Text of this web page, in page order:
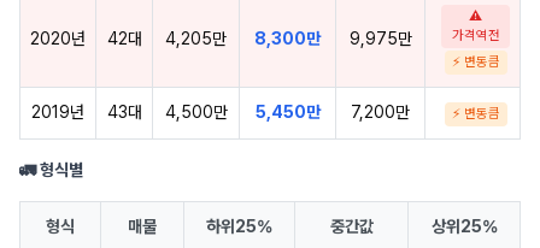
2020년 42대 4,205만 8,300만 9,975만
⚠
가격역전
⚡ 변동큼
2019년 43대 4,500만 5,450만 7,200만 ⚡ 변동큼
🚛 형식별
형식 매물 하위25% 중간값 상위25%